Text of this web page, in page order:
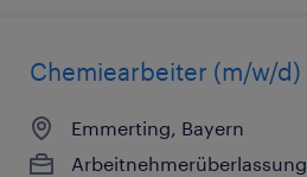
Chemiearbeiter (m/w/d)
Emmerting, Bayern
Arbeitnehmerüberlassung